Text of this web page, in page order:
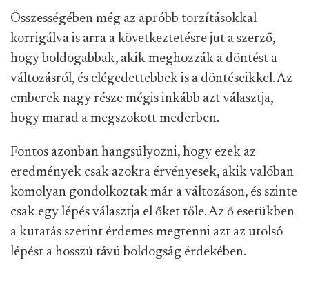
Összességében még az apróbb torzításokkal
korrigálva is arra a következtetésre jut a szerző,
hogy boldogabbak, akik meghozzák a döntést a
változásról, és elégedettebbek is a döntéseikkel. Az
emberek nagy része mégis inkább azt választja,
hogy marad a megszokott mederben.
Fontos azonban hangsúlyozni, hogy ezek az
eredmények csak azokra érvényesek, akik valóban
komolyan gondolkoztak már a változáson, és szinte
csak egy lépés választja el őket tőle. Az ő esetükben
a kutatás szerint érdemes megtenni azt az utolsó
lépést a hosszú távú boldogság érdekében.